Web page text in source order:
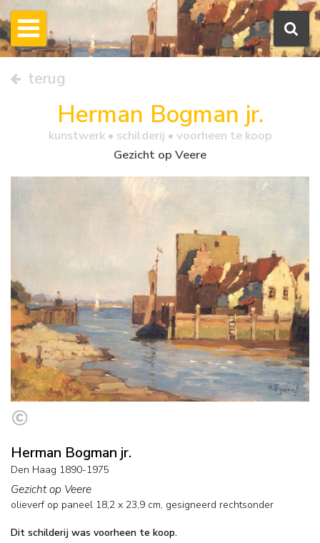
terug
Herman Bogman jr.
kunstwerk • schilderij • voorheen te koop
Gezicht op Veere
Herman Bogman jr.
Den Haag 1890-1975
Gezicht op Veere
olieverf op paneel 18,2 x 23,9 cm, gesigneerd rechtsonder
Dit schilderij was voorheen te koop.